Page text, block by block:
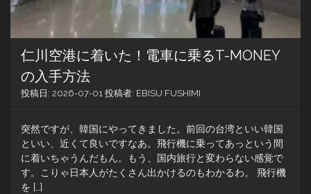
仁川空港に着いた！電車に乗るT-MONEY
の入手方法
投稿日: 2026-07-01 投稿者: EBISU FUSHIMI
突然ですが、韓国にやってきました。前回の台湾といい韓国
といい、近くて良いですなあ。飛行機に乗ってあっという間
に着いちゃうんだもん。もう、国内旅行と変わらない感覚で
す。こりゃ日本人がたくさん出かけるのもわかるわ。 飛行機
を […]